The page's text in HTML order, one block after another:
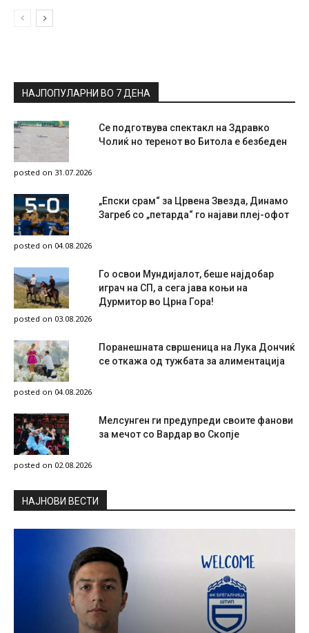
НАЈПОПУЛАРНИ ВО 7 ДЕНА
Се подготвува спектакл на Здравко
Чолиќ но теренот во Битола е безбеден
posted on 31.07.2026
„Епски срам“ за Црвена Звезда, Динамо
Загреб со „петарда“ го најави плеј-офот
posted on 04.08.2026
Го освои Мундијалот, беше најдобар
играч на СП, а сега јава коњи на
Дурмитор во Црна Гора!
posted on 03.08.2026
Поранешната свршеница на Лука Дончиќ
се откажа од тужбата за алиментација
posted on 04.08.2026
Мелсунген ги предупреди своите фанови
за мечот со Вардар во Скопје
posted on 02.08.2026
НAЈНОВИ ВЕСТИ